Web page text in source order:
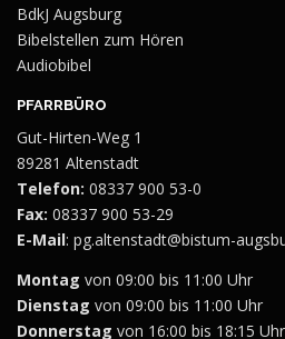
BdkJ Augsburg
Bibelstellen zum Hören
Audiobibel
PFARRBÜRO
Gut-Hirten-Weg 1
89281 Altenstadt
Telefon: 08337 900 53-0
Fax: 08337 900 53-29
E-Mail: pg.altenstadt@bistum-
Montag von 09:00 bis 11:00 Uhr
Dienstag von 09:00 bis 11:00 Uhr
Donnerstag von 16:00 bis 18:15 Uhr